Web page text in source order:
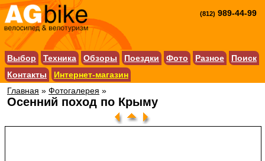
(812) 989-44-99
Выбор Техника Обзоры Поездки Фото Разное
Поиск
Контакты
Интернет-магазин
Главная » Фотогалерея »
Осенний поход по Крыму